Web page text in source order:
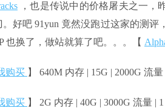
，也是传说中的价格屠夫之一，
。好吧 91yun 竟然没跑过这家的测评
也换了，做站就算了吧。。。【
购买 】 640M 内存 | 15G | 2000G 流
购买 】 2G 内存 | 40G | 3000G 流量 |